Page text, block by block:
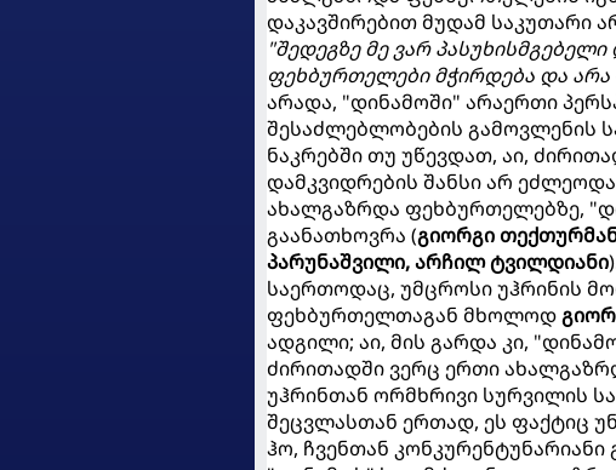
დაკავშირებით მუდამ საკუთარი
"შედეგზე მე ვარ
ფეხბურთელები მჭირდება და
არადა, "დინამოში" არაერთი
შესაძლებლობების გამოვლენის
ნაკრებში თუ უწევდათ, აი,
დამკვიდრების შანსი არ
ახალგაზრდა ფეხბურთელებზე,
გაანათხოვრა (გიორგი
პარუნაშვილი, არჩილ ტვილდიანი
საერთოდაც, უმცროსი უჰრინის
ფეხბურთელთაგან მხოლოდ
ადგილი; აი, მის გარდა კი,
ძირითადში ვერც ერთი
უჰრინთან ორმხრივი სურვილის
შეცვლასთან ერთად, ეს ფაქტიც
ჰო, ჩვენთან